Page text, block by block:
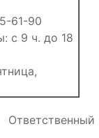
61-90
с 9 ч. до 18